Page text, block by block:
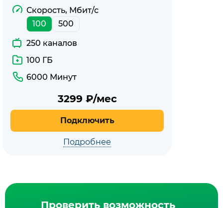
Скорость, Мбит/с
100
500
250 каналов
100 ГБ
6000 Минут
3299 ₽/мес
Подключить
Подробнее
Проверить возможность